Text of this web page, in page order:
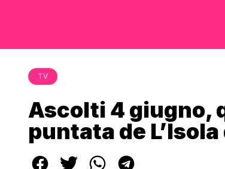
TV
Ascolti 4 giugno,
puntata de